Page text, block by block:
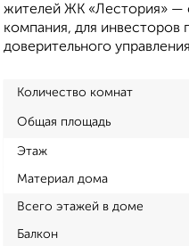
жителей ЖК «Лестория» —
компания, для инвесторов
доверительного
Количество комнат
Общая площадь
Этаж
Материал дома
Всего этажей в доме
Балкон